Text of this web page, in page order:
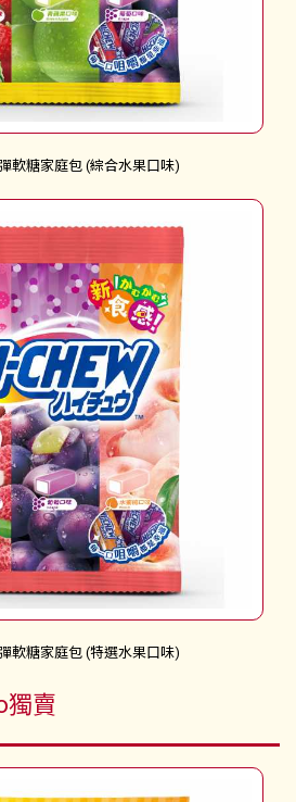
軟糖家庭包 (綜合水果口味)
軟糖家庭包 (特選水果口味)
獨賣